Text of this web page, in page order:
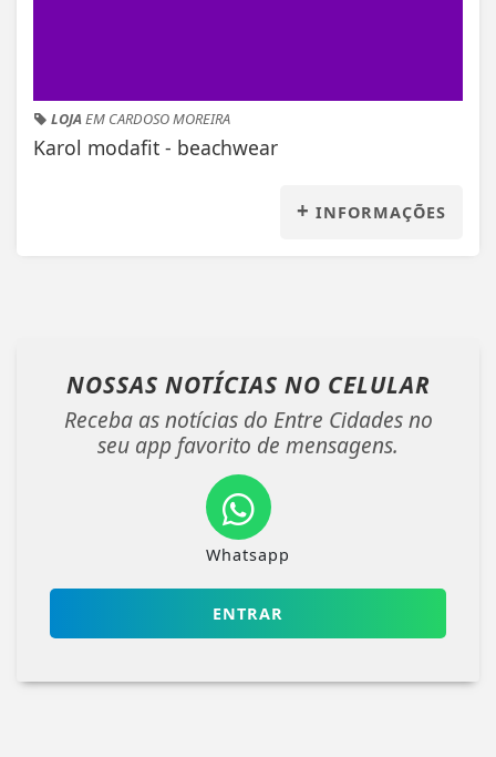
LOJAEM CARDOSO MOREIRA
Karol modafit - beachwear
+ INFORMAÇÕES
NOSSAS NOTÍCIAS NO CELULAR
Receba as notícias do Entre Cidades no
seu app favorito de mensagens.
Whatsapp
ENTRAR